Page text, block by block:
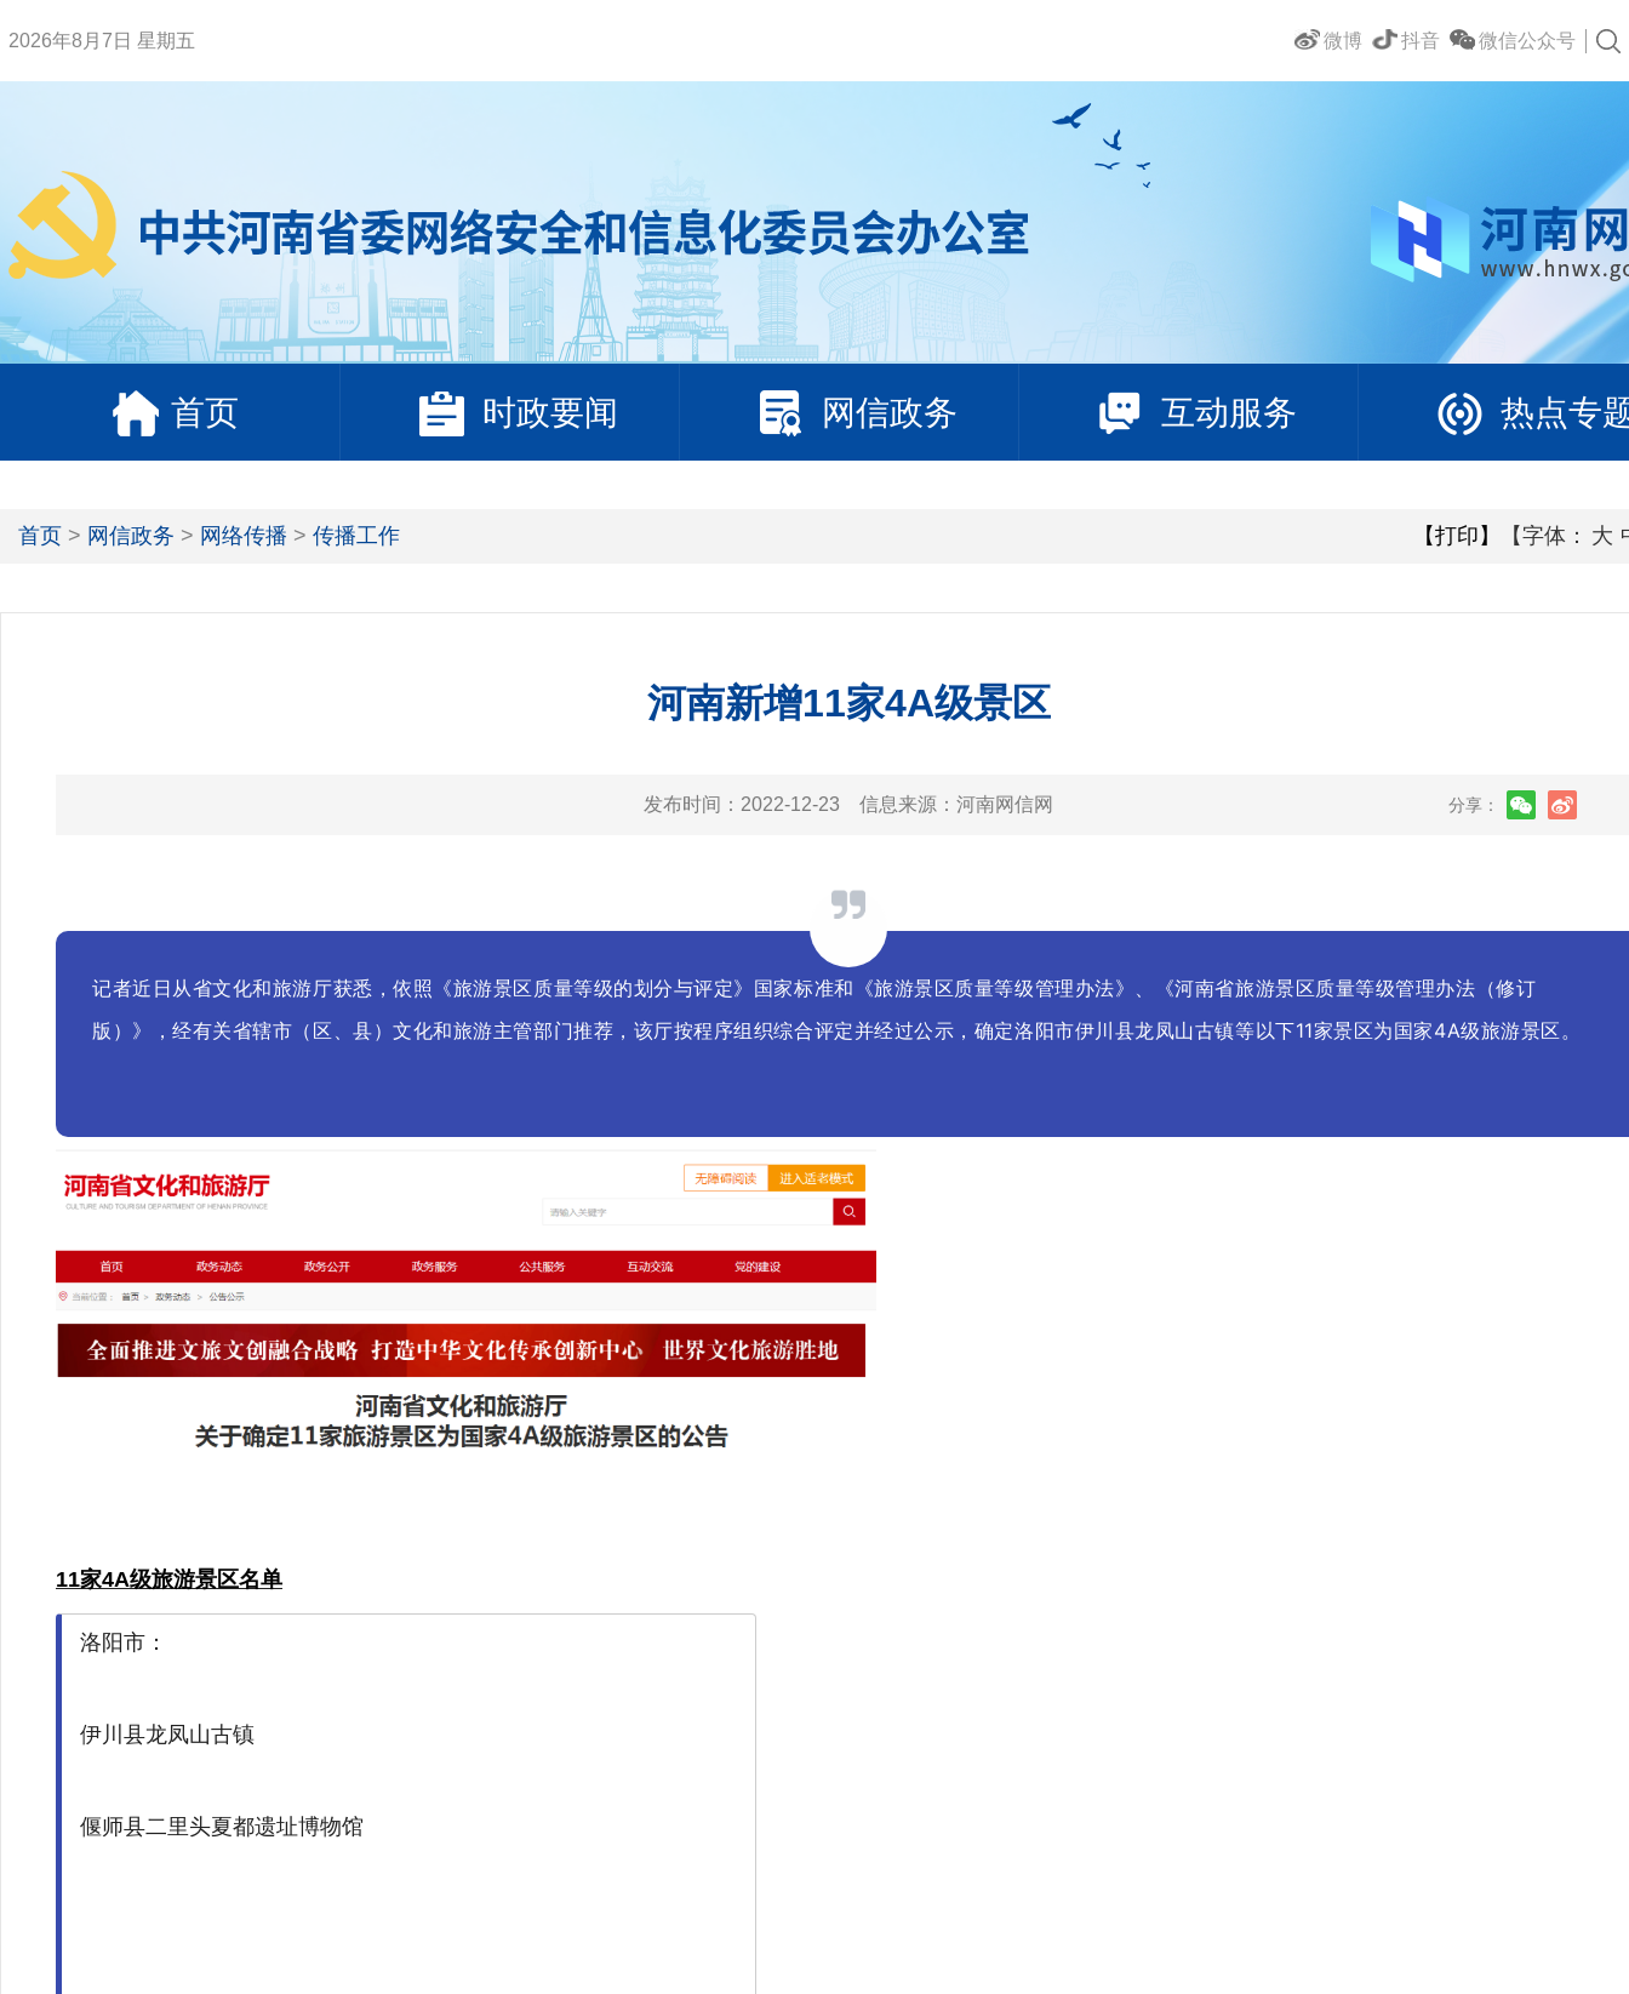
2026年8月7日 星期五 微信公众号
抖音
微博
首页 时政要闻 网信政务 互动服务 热点专
首页 > 网信政务 > 网络传播 > 传播工作 【打印】 【字体： 大
河南新增11家4A级景区
发布时间： 2022-12-23 信息来源： 河南网信网 分享：
记者近日从省文化和旅游厅获悉，依照《旅游景区质量等级的划分与评定》国家标准和《旅游景区质量等级管理办法》、《河南省旅游景区质量等级管理办法（修订
版）》，经有关省辖市（区、县）文化和旅游主管部门推荐，该厅按程序组织综合评定并经过公示，确定洛阳市伊川县龙凤山古镇等以下11家景区为国家4A级旅游景区。
11家4A级旅游景区名单
洛阳市：
伊川县龙凤山古镇
偃师县二里头夏都遗址博物馆